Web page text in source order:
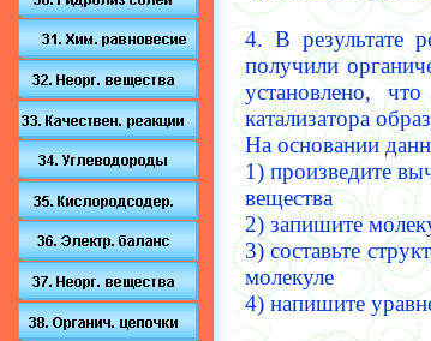
4. В результате
получили
установлено,
катализатора
На основании
1) произведите
вещества
2) запишите
3) составьте
молекуле
4) напишите